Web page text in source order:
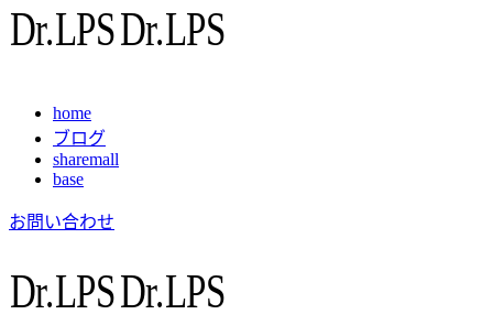
home
ブログ
sharemall
base
お問い合わせ